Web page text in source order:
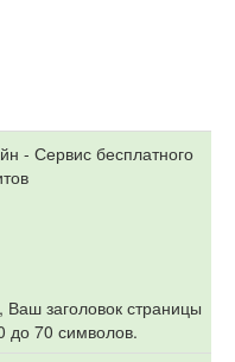
- Сервис бесплатного
Ваш заголовок страницы
до 70 символов.